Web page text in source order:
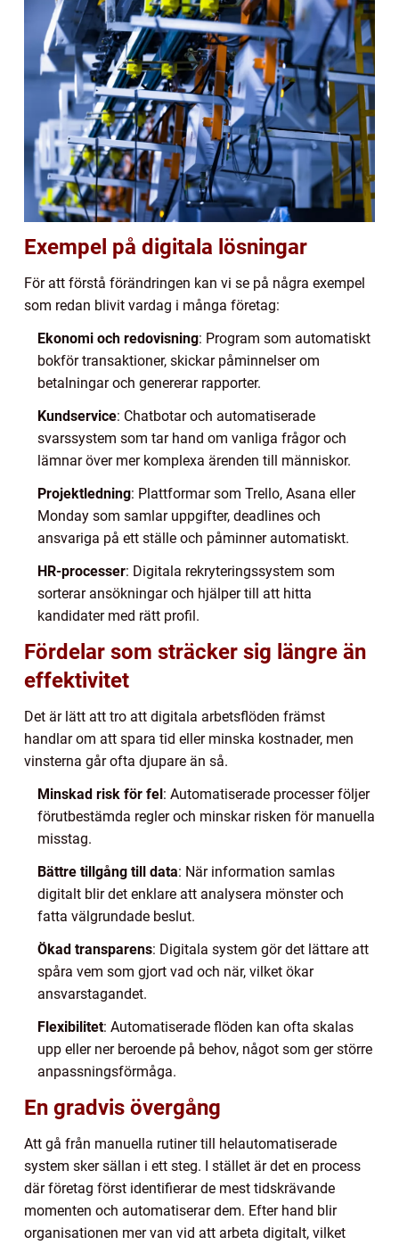
Exempel på digitala lösningar
För att förstå förändringen kan vi se på några exempel
som redan blivit vardag i många företag:
Ekonomi och redovisning: Program som automatiskt
bokför transaktioner, skickar påminnelser om
betalningar och genererar rapporter.
Kundservice: Chatbotar och automatiserade
svarssystem som tar hand om vanliga frågor och
lämnar över mer komplexa ärenden till människor.
Projektledning: Plattformar som Trello, Asana eller
Monday som samlar uppgifter, deadlines och
ansvariga på ett ställe och påminner automatiskt.
HR-processer: Digitala rekryteringssystem som
sorterar ansökningar och hjälper till att hitta
kandidater med rätt profil.
Fördelar som sträcker sig längre än
effektivitet
Det är lätt att tro att digitala arbetsflöden främst
handlar om att spara tid eller minska kostnader, men
vinsterna går ofta djupare än så.
Minskad risk för fel: Automatiserade processer följer
förutbestämda regler och minskar risken för manuella
misstag.
Bättre tillgång till data: När information samlas
digitalt blir det enklare att analysera mönster och
fatta välgrundade beslut.
Ökad transparens: Digitala system gör det lättare att
spåra vem som gjort vad och när, vilket ökar
ansvarstagandet.
Flexibilitet: Automatiserade flöden kan ofta skalas
upp eller ner beroende på behov, något som ger större
anpassningsförmåga.
En gradvis övergång
Att gå från manuella rutiner till helautomatiserade
system sker sällan i ett steg. I stället är det en process
där företag först identifierar de mest tidskrävande
momenten och automatiserar dem. Efter hand blir
organisationen mer van vid att arbeta digitalt, vilket